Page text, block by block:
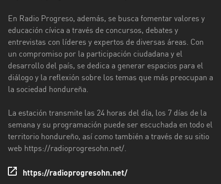
Olancho
Santa
Yoro
En Radio Progreso, además, se busca fomentar valores y
educación cívica a través de concursos, debates y
entrevistas con líderes y expertos de diversas áreas. Con
un compromiso por la participación ciudadana y el
desarrollo del país, se dedica a generar espacios para el
diálogo y la reflexión sobre los temas que más preocupan a
la sociedad hondureña.
La estación transmite las 24 horas del día, los 7 días de la
semana y su programación puede ser escuchada en todo el
territorio hondureño, así como también a través de su sitio
web https://radioprogresohn.net/.
https://radioprogresohn.net/